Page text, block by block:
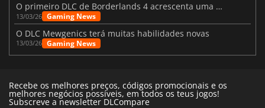
O primeiro DLC de Borderlands 4 acrescenta uma nova personagem e muito mais
13/03/26 Gaming News
O DLC Mewgenics terá muitas habilidades novas
13/03/26 Gaming News
Recebe os melhores preços, códigos promocionais e os
melhores negócios possíveis, em todos os teus jogos!
Subscreve a newsletter DLCompare